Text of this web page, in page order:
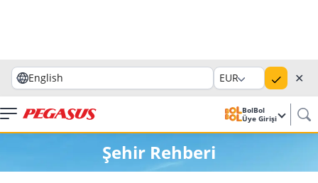
English EUR ✕
BolBol
Üye Girişi
Şehir Rehberi